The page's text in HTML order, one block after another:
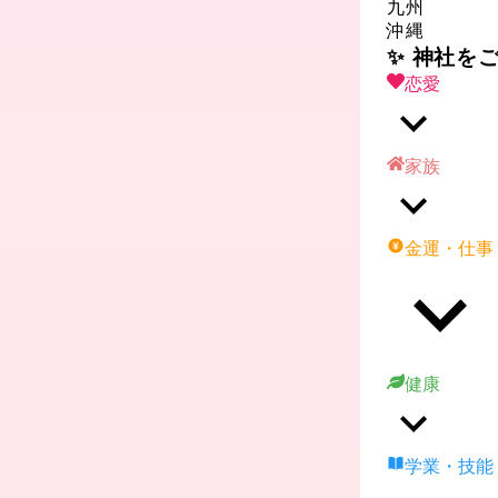
九州
沖縄
✨ 神社を
恋愛
家族
金運・仕事
健康
学業・技能